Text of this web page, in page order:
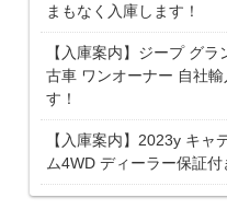
まもなく入庫します！
【入庫案内】ジープ グ
古車 ワンオーナー 自社
す！
【入庫案内】2023y キャ
ム4WD ディーラー保証